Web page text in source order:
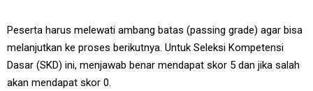
Peserta harus melewati ambang batas (passing grade) agar bisa
melanjutkan ke proses berikutnya. Untuk Seleksi Kompetensi
Dasar (SKD) ini, menjawab benar mendapat skor 5 dan jika salah
akan mendapat skor 0.